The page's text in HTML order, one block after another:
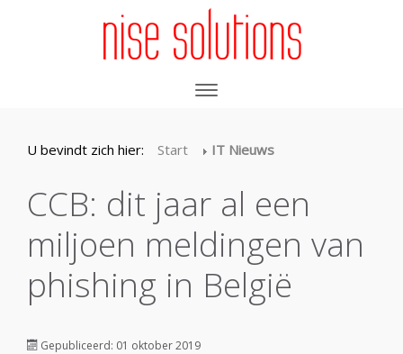
U bevindt zich hier: Start IT Nieuws
CCB: dit jaar al een
miljoen meldingen van
phishing in België
Gepubliceerd: 01 oktober 2019